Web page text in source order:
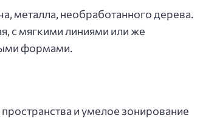
металла, необработанного дерева.
с мягкими линиями или же
формами.
и умелое зонирование